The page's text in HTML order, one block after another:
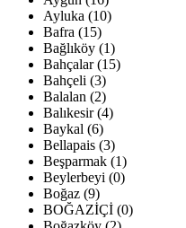
Ayluka (10)
Bafra (15)
Bağlıköy (1)
Bahçalar (15)
Bahçeli (3)
Balalan (2)
Balıkesir (4)
Baykal (6)
Bellapais (3)
Beşparmak (1)
Beylerbeyi (0)
Boğaz (9)
BOĞAZİÇİ (0)